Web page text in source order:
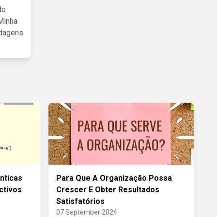
Para Que A Organização Possa
Crescer E Obter Resultados
Satisfatórios
07 September 2024